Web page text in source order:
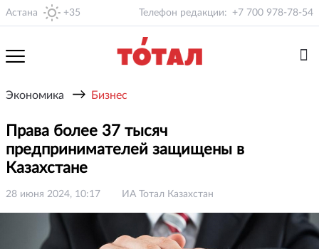
Астана +35 Телефон редакции: +7 700 978-78-54
Экономика → Бизнес
Права более 37 тысяч
предпринимателей защищены в
Казахстане
28 июня 2024, 10:17 ИА Тотал Казахстан